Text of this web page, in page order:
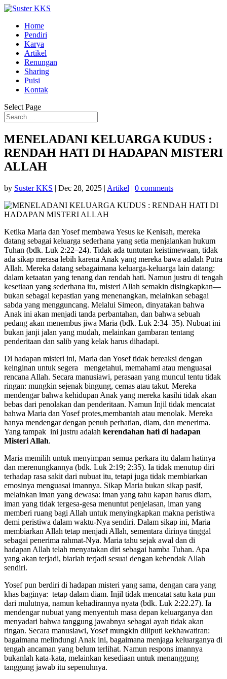
Home
Pendiri
Karya
Artikel
Renungan
Sharing
Puisi
Kontak
Select Page
MENELADANI KELUARGA KUDUS :
RENDAH HATI DI HADAPAN MISTERI
ALLAH
by Suster KKS | Dec 28, 2025 | Artikel | 0 comments
Ketika Maria dan Yosef membawa Yesus ke Kenisah, mereka
datang sebagai keluarga sederhana yang setia menjalankan hukum
Tuhan (bdk. Luk 2:22–24). Tidak ada tuntutan keistimewaan, tidak
ada sikap merasa lebih karena Anak yang mereka bawa adalah Putra
Allah. Mereka datang sebagaimana keluarga-keluarga lain datang:
dalam ketaatan yang tenang dan rendah hati. Namun justru di tengah
kesetiaan yang sederhana itu, misteri Allah semakin disingkapkan—
bukan sebagai kepastian yang menenangkan, melainkan sebagai
sabda yang mengguncang. Melalui Simeon, dinyatakan bahwa
Anak ini akan menjadi tanda perbantahan, dan bahwa sebuah
pedang akan menembus jiwa Maria (bdk. Luk 2:34–35). Nubuat ini
bukan janji jalan yang mudah, melainkan gambaran tentang
penderitaan dan salib yang kelak harus dihadapi.
Di hadapan misteri ini, Maria dan Yosef tidak bereaksi dengan
keinginan untuk segera mengetahui, memahami atau menguasai
rencana Allah. Secara manusiawi, perasaan yang muncul tentu tidak
ringan: mungkin sejenak bingung, cemas atau takut. Mereka
mendengar bahwa kehidupan Anak yang mereka kasihi tidak akan
bebas dari penolakan dan penderitaan. Namun Injil tidak mencatat
bahwa Maria dan Yosef protes,membantah atau menolak. Mereka
hanya mendengar dengan penuh perhatian, diam, dan menerima.
Yang tampak ini justru adalah kerendahan hati di hadapan
Misteri Allah.
Maria memilih untuk menyimpan semua perkara itu dalam hatinya
dan merenungkannya (bdk. Luk 2:19; 2:35). Ia tidak menutup diri
terhadap rasa sakit dari nubuat itu, tetapi juga tidak membiarkan
emosinya menguasai imannya. Sikap Maria bukan sikap pasif,
melainkan iman yang dewasa: iman yang tahu kapan harus diam,
iman yang tidak tergesa-gesa menuntut penjelasan, iman yang
memberi ruang bagi Allah untuk menyingkapkan makna peristiwa
demi peristiwa dalam waktu-Nya sendiri. Dalam sikap ini, Maria
membiarkan Allah tetap menjadi Allah, sementara dirinya tinggal
sebagai penerima rahmat-Nya. Maria tahu sejak awal dan di
hadapan Allah telah menyatakan diri sebagai hamba Tuhan. Apa
yang akan terjadi, biarlah terjadi sesuai dengan kehendak Allah
sendiri.
Yosef pun berdiri di hadapan misteri yang sama, dengan cara yang
khas baginya: tetap dalam diam. Injil tidak mencatat satu kata pun
dari mulutnya, namun kehadirannya nyata (bdk. Luk 2:22.27). Ia
mendengar nubuat yang menyentuh masa depan keluarganya dan
menyadari bahwa tanggung jawabnya sebagai ayah tidak akan
ringan. Secara manusiawi, Yosef mungkin diliputi kekhawatiran:
bagaimana melindungi Anak ini, bagaimana menjaga keluarganya di
tengah ancaman yang belum terlihat. Namun respons imannya
bukanlah kata-kata, melainkan kesediaan untuk menanggung
tanggung jawab itu sepenuhnya.